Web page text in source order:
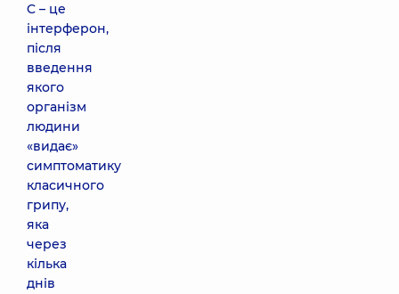
C – це
інтерферон,
після
введення
якого
організм
людини
«видає»
симптоматику
класичного
грипу,
яка
через
кілька
днів